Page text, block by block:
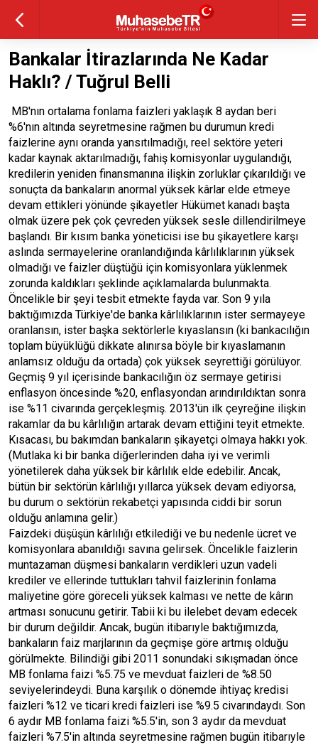
Bankalar İtirazlarında Ne Kadar
Haklı? / Tuğrul Belli
MB'nın ortalama fonlama faizleri yaklaşık 8 aydan beri
%6'nın altında seyretmesine rağmen bu durumun kredi
faizlerine aynı oranda yansıtılmadığı, reel sektöre yeteri
kadar kaynak aktarılmadığı, fahiş komisyonlar uygulandığı,
kredilerin yeniden finansmanına ilişkin zorluklar çıkarıldığı ve
sonuçta da bankaların anormal yüksek kârlar elde etmeye
devam ettikleri yönünde şikayetler Hükümet kanadı başta
olmak üzere pek çok çevreden yüksek sesle dillendirilmeye
başlandı. Bir kısım banka yöneticisi ise bu şikayetlere karşı
aslında sermayelerine oranlandığında kârlılıklarının yüksek
olmadığı ve faizler düştüğü için komisyonlara yüklenmek
zorunda kaldıkları şeklinde açıklamalarda bulunmakta.
Öncelikle bir şeyi tesbit etmekte fayda var. Son 9 yıla
baktığımızda Türkiye'de banka kârlılıklarının ister sermayeye
oranlansın, ister başka sektörlerle kıyaslansın (ki bankacılığın
toplam büyüklüğü dikkate alınırsa böyle bir kıyaslamanın
anlamsız olduğu da ortada) çok yüksek seyrettiği görülüyor.
Geçmiş 9 yıl içerisinde bankacılığın öz sermaye getirisi
enflasyon öncesinde %20, enflasyondan arındırıldıktan sonra
ise %11 civarında gerçekleşmiş. 2013'ün ilk çeyreğine ilişkin
rakamlar da bu kârlılığın artarak devam ettiğini teyit etmekte.
Kısacası, bu bakımdan bankaların şikayetçi olmaya hakkı yok.
(Mutlaka ki bir banka diğerlerinden daha iyi ve verimli
yönetilerek daha yüksek bir kârlılık elde edebilir. Ancak,
bütün bir sektörün kârlılığı yıllarca yüksek devam ediyorsa,
bu durum o sektörün rekabetçi yapısında ciddi bir sorun
olduğu anlamına gelir.)
Faizdeki düşüşün kârlılığı etkilediği ve bu nedenle ücret ve
komisyonlara abanıldığı savına gelirsek. Öncelikle faizlerin
muntazaman düşmesi bankaların verdikleri uzun vadeli
krediler ve ellerinde tuttukları tahvil faizlerinin fonlama
maliyetine göre göreceli yüksek kalması ve nette de kârın
artması sonucunu getirir. Tabii ki bu ilelebet devam edecek
bir durum değildir. Ancak, bugün itibarıyle baktığımızda,
bankaların faiz marjlarının da geçmişe göre artmış olduğu
görülmekte. Bilindiği gibi 2011 sonundaki sıkışmadan önce
MB fonlama faizi %5.75 ve mevduat faizleri de %8.50
seviyelerindeydi. Buna karşılık o dönemde ihtiyaç kredisi
faizleri %12 ve ticari kredi faizleri ise %9.5 civarındaydı. Son
6 aydır MB fonlama faizi %5.5'in, son 3 aydır da mevduat
faizleri %7.5'in altında seyretmesine rağmen bugün itibarıyle